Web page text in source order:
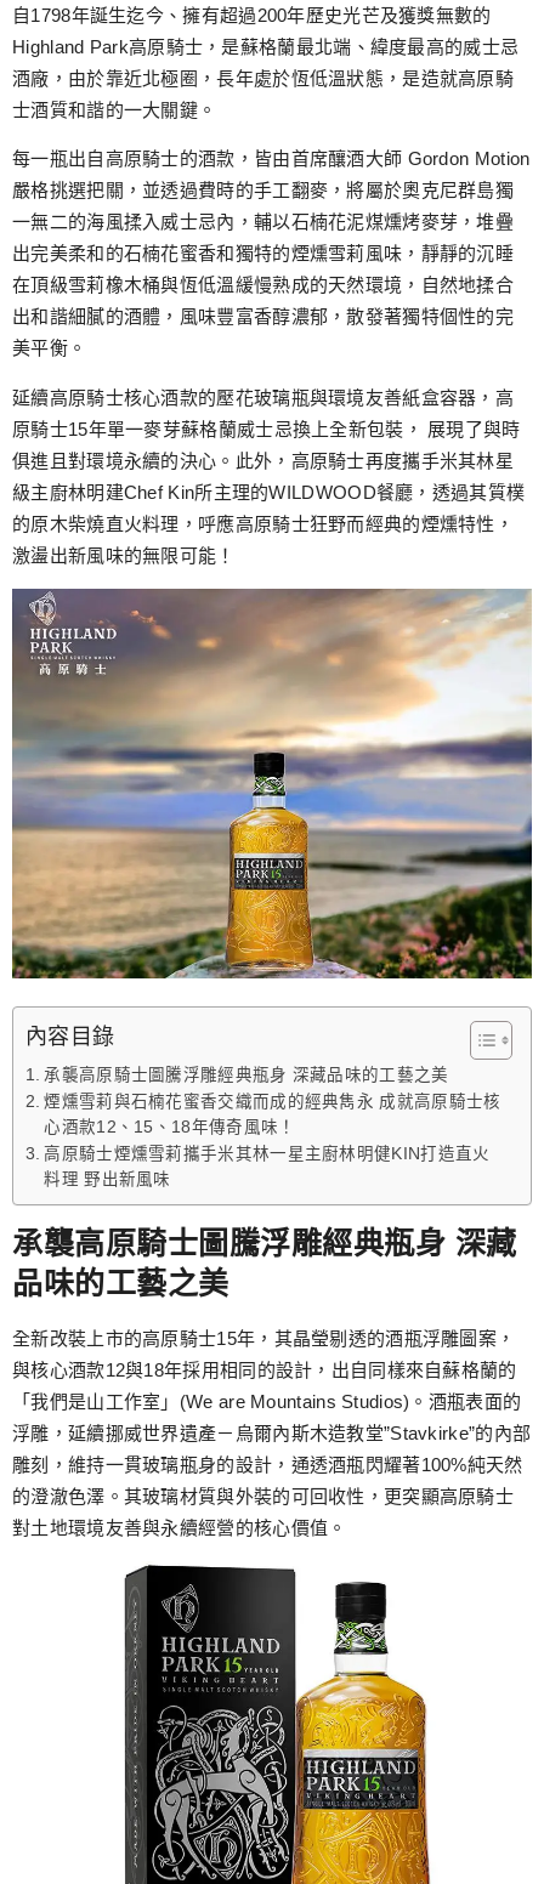
跳
至
主
要
容
自1798年誕生迄今、擁有超過200年歷史光芒及獲獎無數的
Highland Park高原騎士，是蘇格蘭最北端、緯度最高的威士忌
酒廠，由於靠近北極圈，長年處於恆低溫狀態，是造就高原騎
士酒質和諧的一大關鍵。
每一瓶出自高原騎士的酒款，皆由首席釀酒大師 Gordon Motion
嚴格挑選把關，並透過費時的手工翻麥，將屬於奧克尼群島獨
一無二的海風揉入威士忌內，輔以石楠花泥煤燻烤麥芽，堆疊
出完美柔和的石楠花蜜香和獨特的煙燻雪莉風味，靜靜的沉睡
在頂級雪莉橡木桶與恆低溫緩慢熟成的天然環境，自然地揉合
出和諧細膩的酒體，風味豐富香醇濃郁，散發著獨特個性的完
美平衡。
延續高原騎士核心酒款的壓花玻璃瓶與環境友善紙盒容器，高
原騎士15年單一麥芽蘇格蘭威士忌換上全新包裝， 展現了與時
俱進且對環境永續的決心。此外，高原騎士再度攜手米其林星
級主廚林明建Chef Kin所主理的WILDWOOD餐廳，透過其質樸
的原木柴燒直火料理，呼應高原騎士狂野而經典的煙燻特性，
激盪出新風味的無限可能！
內容目錄
承襲高原騎士圖騰浮雕經典瓶身 深藏品味的工藝之美
煙燻雪莉與石楠花蜜香交織而成的經典雋永 成就高原騎士核
心酒款12、15、18年傳奇風味！
高原騎士煙燻雪莉攜手米其林一星主廚林明健KIN打造直火
料理 野出新風味
承襲高原騎士圖騰浮雕經典瓶身 深藏
品味的工藝之美
全新改裝上市的高原騎士15年，其晶瑩剔透的酒瓶浮雕圖案，
與核心酒款12與18年採用相同的設計，出自同樣來自蘇格蘭的
「我們是山工作室」(We are Mountains Studios)。酒瓶表面的
浮雕，延續挪威世界遺產－烏爾內斯木造教堂”Stavkirke”的內部
雕刻，維持一貫玻璃瓶身的設計，通透酒瓶閃耀著100%純天然
的澄澈色澤。其玻璃材質與外裝的可回收性，更突顯高原騎士
對土地環境友善與永續經營的核心價值。